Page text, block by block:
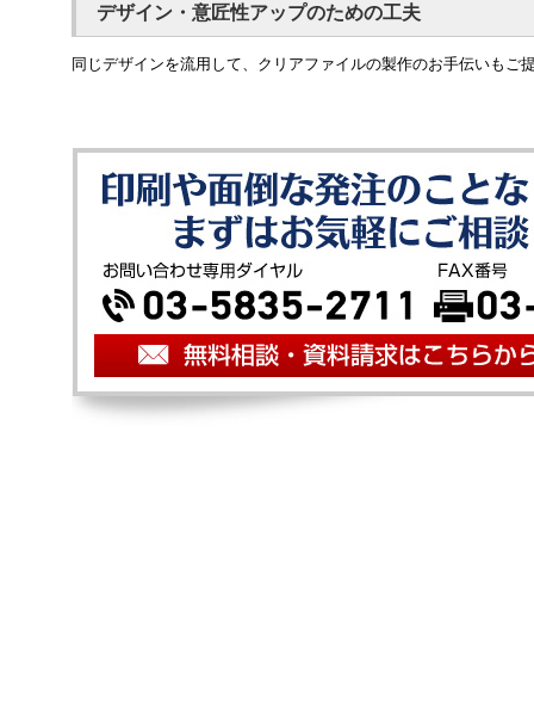
デザイン・意匠性アップのための工夫
同じデザインを流用して、クリアファイルの製作のお手伝いもご